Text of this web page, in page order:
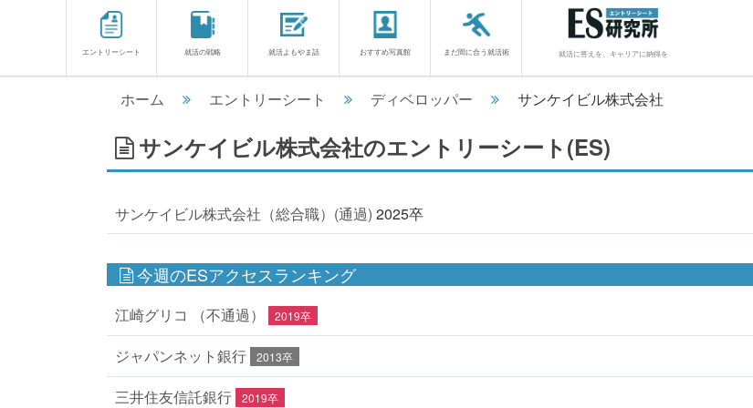
エントリーシート 就活の戦略 就活よもやま話 おすすめ写真館 まだ間に合う就活術 就活に答えを、キャリアに納得を
ホーム エントリーシート ディベロッパー サンケイビル株式会社
サンケイビル株式会社のエントリーシート(ES)
サンケイビル株式会社（総合職）(通過) 2025卒
今週のESアクセスランキング
江崎グリコ （不通過） 2019卒
ジャパンネット銀行 2013卒
三井住友信託銀行 2019卒